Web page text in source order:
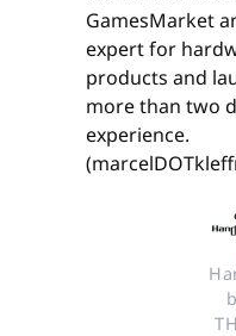
GamesMarket
expert for
products and
more than two
experience.